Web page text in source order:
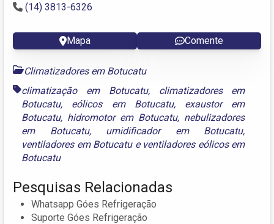
(14) 3813-6326
Mapa Comente
Climatizadores em Botucatu
climatização em Botucatu, climatizadores em
Botucatu, eólicos em Botucatu, exaustor em
Botucatu, hidromotor em Botucatu, nebulizadores
em Botucatu, umidificador em Botucatu,
ventiladores em Botucatue ventiladores eólicos em
Botucatu
Pesquisas Relacionadas
Whatsapp Góes Refrigeração
Suporte Góes Refrigeração